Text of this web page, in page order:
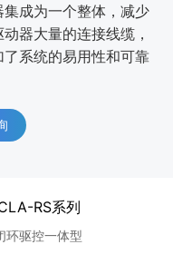
成为一个整体，减少
器大量的连接线缆，
系统的易用性和可靠
RS系列
环驱控一体型